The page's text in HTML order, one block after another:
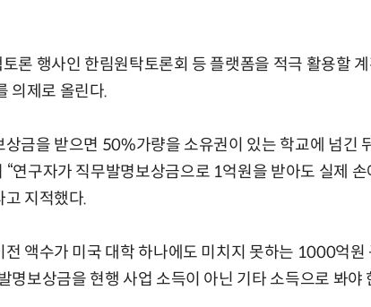
론 행사인 한림원탁토론회 등 플랫폼을 적극 활용할
의제로 올린다.
상금을 받으면 50%가량을 소유권이 있는 학교에 넘긴
연구자가 직무발명보상금으로 1억원을 받아도 실제
고 지적했다.
전 액수가 미국 대학 하나에도 미치지 못하는 1000억원
명보상금을 현행 사업 소득이 아닌 기타 소득으로 봐야